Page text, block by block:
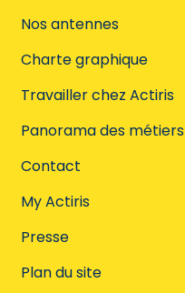
Nos antennes
Charte graphique
Travailler chez Actiris
Panorama des métiers
Contact
My Actiris
Presse
Plan du site